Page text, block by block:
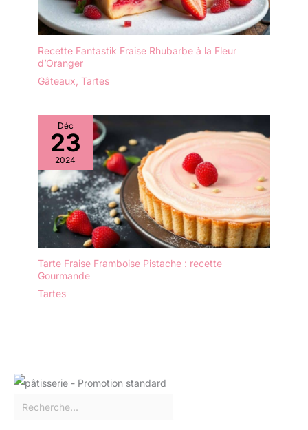
Recette Fantastik Fraise Rhubarbe à la Fleur
d’Oranger
Gâteaux Tartes
Déc
23
2024
Tarte Fraise Framboise Pistache : recette
Gourmande
Tartes